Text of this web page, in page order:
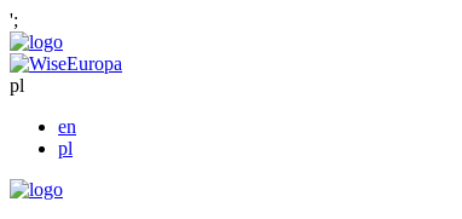
';
pl
en
pl